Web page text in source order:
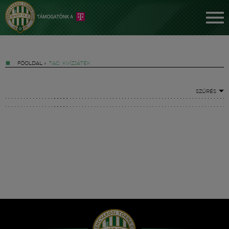
FŐOLDAL » TAG: KVÍZJÁTÉK
SZŰRÉS
Hírek